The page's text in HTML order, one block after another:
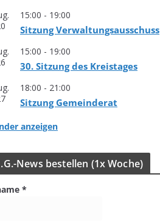
15:00 - 19:00
Sit­zung Verwaltungsausschuss
15:00 - 19:00
30. Sit­zung des Kreistages
18:00 - 21:00
Sit­zung Gemeinderat
anzeigen
News bestel­len (1x Woche)
*